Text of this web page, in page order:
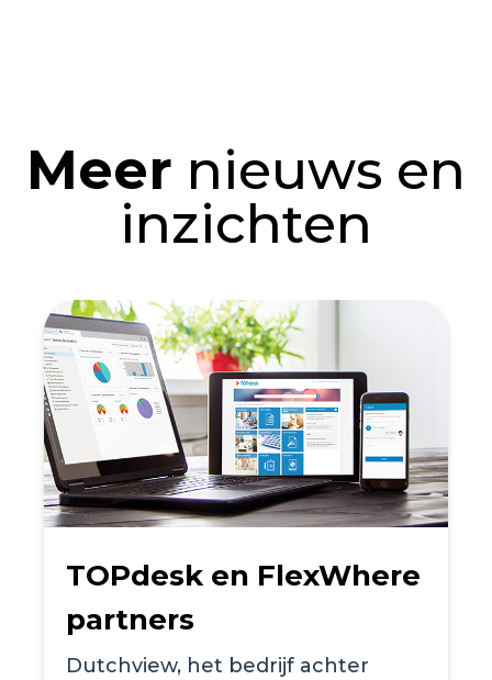
Meer nieuws en
inzichten
Werkplekken
reserveren via het web
Reserveringen kunnen vanaf nu